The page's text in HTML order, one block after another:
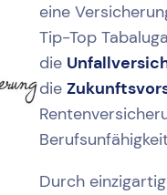
eine
Tip-Top
die
die
Durch